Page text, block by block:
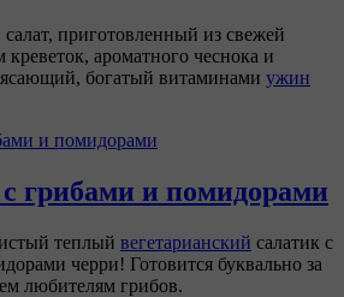
приготовленный из свежей
ароматного чеснока и
богатый витаминами ужин
грибами и помидорами
теплый вегетарианский салатик с
черри! Готовится буквально за
любителям грибов.